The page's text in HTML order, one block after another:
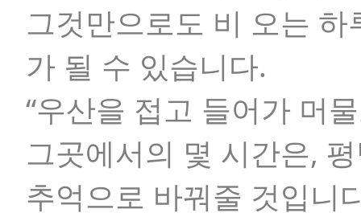
그것만으로도 비 오는
가 될 수 있습니다.
“우산을 접고 들어가 머
그곳에서의 몇 시간은,
추억으로 바꿔줄 것입니